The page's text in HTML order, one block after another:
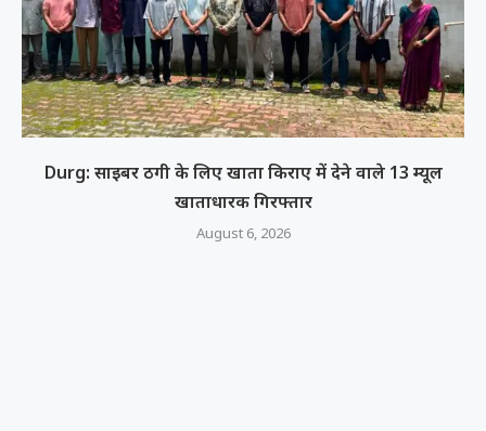
Durg: साइबर ठगी के लिए खाता किराए में देने वाले 13 म्यूल
खाताधारक गिरफ्तार
August 6, 2026